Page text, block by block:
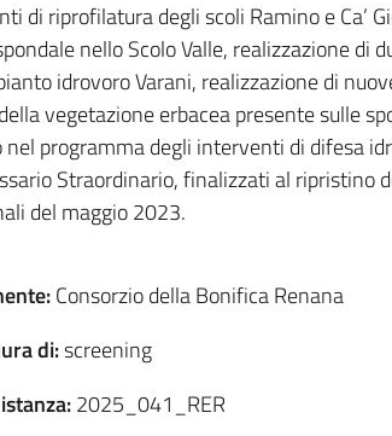
di riprofilatura degli scoli Ramino e Ca’
nello Scolo Valle, realizzazione di
idrovoro Varani, realizzazione di
vegetazione erbacea presente sulle
programma degli interventi di difesa
Straordinario, finalizzati al ripristino
del maggio 2023.
Consorzio della Bonifica Renana
di:screening
2025_041_RER